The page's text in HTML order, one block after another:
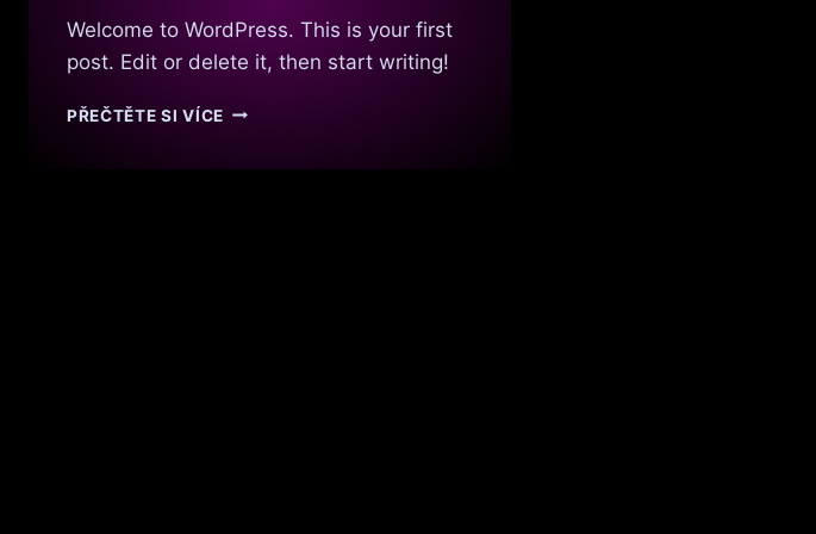
Welcome to WordPress. This is your first
post. Edit or delete it, then start writing!
PŘEČTĚTE SI VÍCEHELLO